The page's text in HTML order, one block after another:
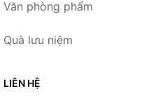
Văn phòng phẩm
Quà lưu niệm
LIÊN HỆ